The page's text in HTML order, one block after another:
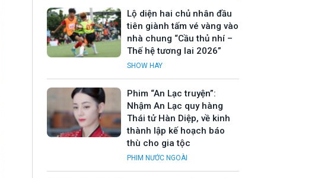
Lộ diện hai chủ nhân đầu
tiên giành tấm vé vàng vào
nhà chung “Cầu thủ nhí –
Thế hệ tương lai 2026”
SHOW HAY
Phim “An Lạc truyện”:
Nhậm An Lạc quy hàng
Thái tử Hàn Diệp, về kinh
thành lập kế hoạch báo
thù cho gia tộc
PHIM NƯỚC NGOÀI